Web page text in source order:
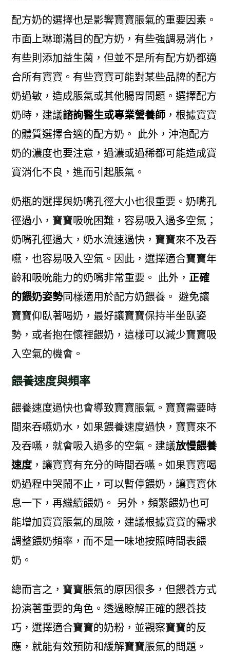
配方奶的選擇也是影響寶寶脹氣的重要因素。
市面上琳瑯滿目的配方奶，有些強調易消化，
有些則添加益生菌，但並不是所有配方奶都適
合所有寶寶。有些寶寶可能對某些品牌的配方
奶過敏，造成脹氣或其他腸胃問題。選擇配方
奶時，建議諮詢醫生或專業營養師，根據寶寶
的體質選擇合適的配方奶。 此外，沖泡配方
奶的濃度也要注意，過濃或過稀都可能造成寶
寶消化不良，進而引起脹氣。
奶瓶的選擇與奶嘴孔徑大小也很重要。奶嘴孔
徑過小，寶寶吸吮困難，容易吸入過多空氣；
奶嘴孔徑過大，奶水流速過快，寶寶來不及吞
嚥，也容易吸入空氣。因此，選擇適合寶寶年
齡和吸吮能力的奶嘴非常重要。 此外， 正確
的餵奶姿勢同樣適用於配方奶餵養。 避免讓
寶寶仰臥著喝奶，最好讓寶寶保持半坐臥姿
勢，或者抱在懷裡餵奶，這樣可以減少寶寶吸
入空氣的機會。
餵養速度與頻率
餵養速度過快也會導致寶寶脹氣。寶寶需要時
間來吞嚥奶水，如果餵養速度過快，寶寶來不
及吞嚥，就會吸入過多的空氣。建議放慢餵養
速度，讓寶寶有充分的時間吞嚥。如果寶寶喝
奶過程中哭鬧不止，可以暫停餵奶，讓寶寶休
息一下，再繼續餵奶。 另外，頻繁餵奶也可
能增加寶寶脹氣的風險，建議根據寶寶的需求
調整餵奶頻率，而不是一味地按照時間表餵
奶。
總而言之，寶寶脹氣的原因很多，但餵養方式
扮演著重要的角色。透過瞭解正確的餵養技
巧，選擇適合寶寶的奶粉，並觀察寶寶的反
應，就能有效預防和緩解寶寶脹氣的問題。